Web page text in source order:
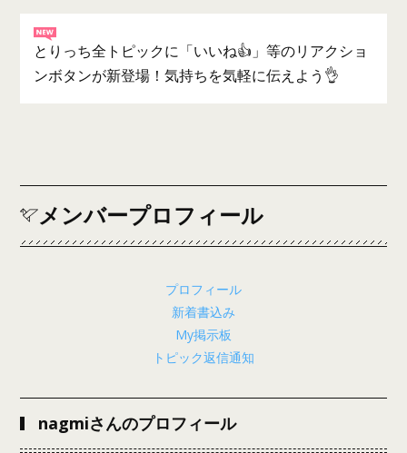
とりっち全トピックに「いいね👍」等のリアクショ
ンボタンが新登場！気持ちを気軽に伝えよう👌
メンバープロフィール
プロフィール
新着書込み
My掲示板
トピック返信通知
nagmiさんのプロフィール